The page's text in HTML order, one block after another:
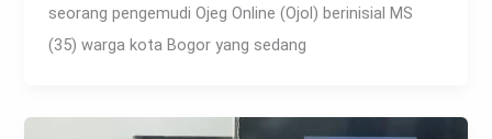
seorang pengemudi Ojeg Online (Ojol) berinisial MS
(35) warga kota Bogor yang sedang